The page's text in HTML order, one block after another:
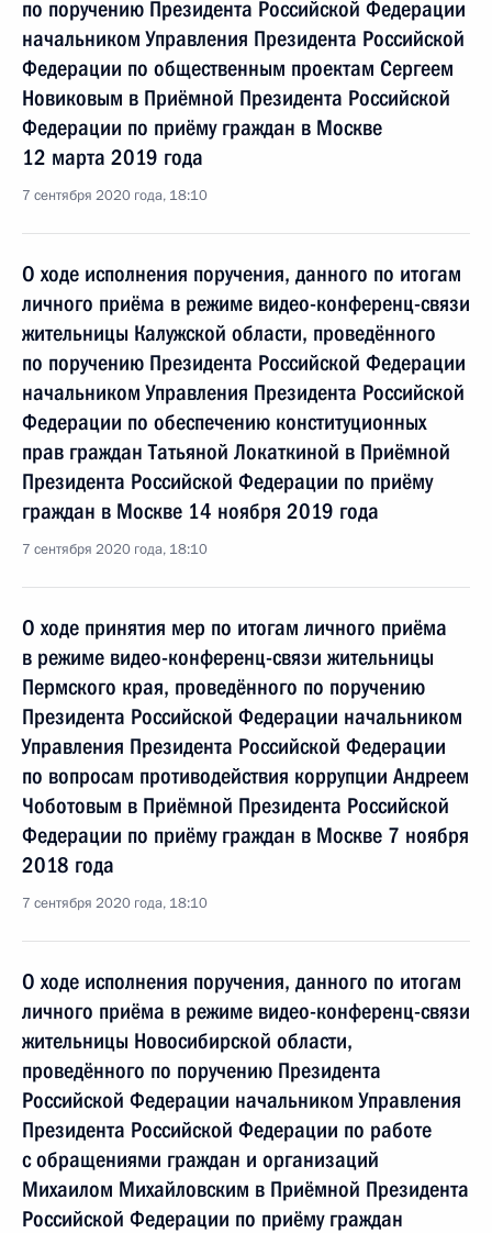
по поручению Президента Российской Федерации
начальником Управления Президента Российской
Федерации по общественным проектам Сергеем
Новиковым в Приёмной Президента Российской
Федерации по приёму граждан в Москве
12 марта 2019 года
7 сентября 2020 года, 18:10
О ходе исполнения поручения, данного по итогам
личного приёма в режиме видео-конференц-связи
жительницы Калужской области, проведённого
по поручению Президента Российской Федерации
начальником Управления Президента Российской
Федерации по обеспечению конституционных
прав граждан Татьяной Локаткиной в Приёмной
Президента Российской Федерации по приёму
граждан в Москве 14 ноября 2019 года
7 сентября 2020 года, 18:10
О ходе принятия мер по итогам личного приёма
в режиме видео-конференц-связи жительницы
Пермского края, проведённого по поручению
Президента Российской Федерации начальником
Управления Президента Российской Федерации
по вопросам противодействия коррупции Андреем
Чоботовым в Приёмной Президента Российской
Федерации по приёму граждан в Москве 7 ноября
2018 года
7 сентября 2020 года, 18:10
О ходе исполнения поручения, данного по итогам
личного приёма в режиме видео-конференц-связи
жительницы Новосибирской области,
проведённого по поручению Президента
Российской Федерации начальником Управления
Президента Российской Федерации по работе
с обращениями граждан и организаций
Михаилом Михайловским в Приёмной Президента
Российской Федерации по приёму граждан